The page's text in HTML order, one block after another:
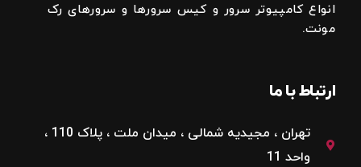
انواع کامپیوتر سرور و کیس سرورها و سرورهای رک
مونت.
ارتباط با ما
تهران ، مجیدیه شمالی ، میدان ملت ، پلاک 110 ،
واحد 11